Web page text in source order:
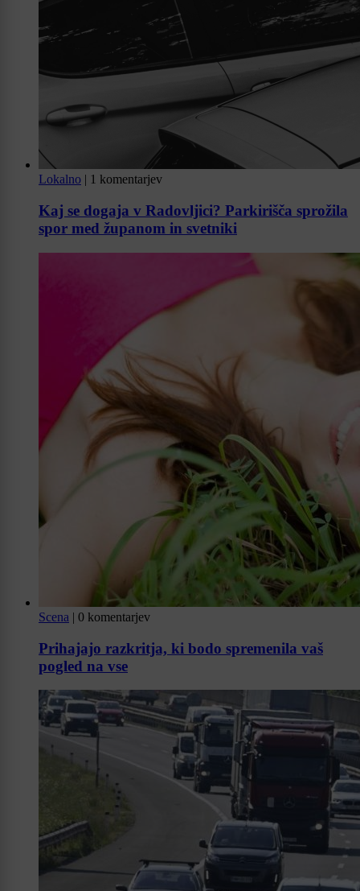
Lokalno | 1 komentarjev
Kaj se dogaja v Radovljici? Parkirišča sprožila
spor med županom in svetniki
Scena | 0 komentarjev
Prihajajo razkritja, ki bodo spremenila vaš
pogled na vse